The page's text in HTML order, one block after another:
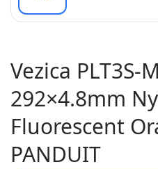
Vezica PLT3S-
292×4.8mm
Fluorescent
PANDUIT